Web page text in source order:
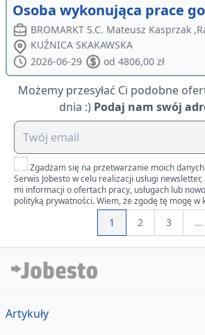
Osoba wykonująca prace
BROMARKT S.C. Mateusz Kasprzak
KUŹNICA SKAKAWSKA
2026-06-29
od 4806,00 zł
Możemy przesyłać Ci podobne
dnia :) Podaj nam swój
Zgadzam się na przetwarzanie moich
Serwis Jobesto w celu realizacji usługi
mi informacji o ofertach pracy, usługach lub
polityką prywatności. Wiem, że zgodę tę mogę w
1 2 3 ...
Artykuły